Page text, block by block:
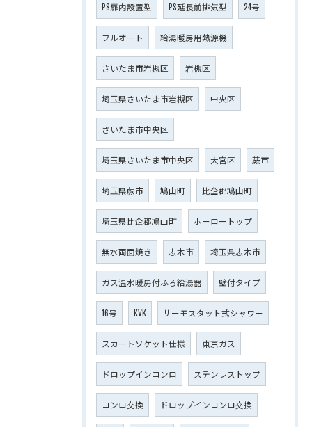
PS扉内設置型 PS延長前排気型 24号
フルオート 給湯暖房用熱源機
さいたま市岩槻区 岩槻区
埼玉県さいたま市岩槻区 中央区
さいたま市中央区
埼玉県さいたま市中央区 大宮区 蕨市
埼玉県蕨市 鳩山町 比企郡鳩山町
埼玉県比企郡鳩山町 ホーロートップ
無水両面焼き 志木市 埼玉県志木市
ガス温水暖房付ふろ給湯器 壁付タイプ
16号 KVK サーモスタット式シャワー
スカートソケット仕様 東京ガス
ドロップインコンロ ステンレストップ
コンロ交換 ドロップインコンロ交換